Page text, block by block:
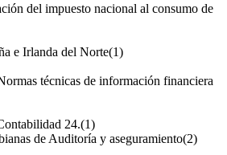
del impuesto nacional al consumo de
e Irlanda del Norte(1)
técnicas de información financiera
24.(1)
de Auditoría y aseguramiento(2)